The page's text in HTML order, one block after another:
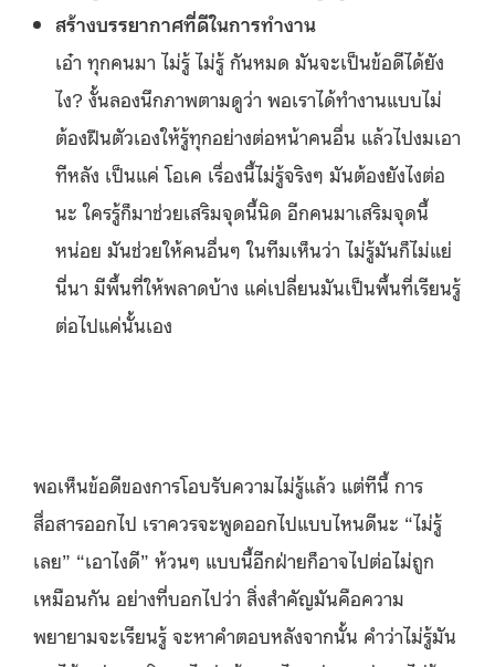
สร้างบรรยากาศที่ดีในการทำงาน
เอ๋า ทุกคนมา ไม่รู้ ไม่รู้ กันหมด มันจะเป็นข้อดีได้ยัง
ไง? งั้นลองนึกภาพตามดูว่า พอเราได้ทำงานแบบไม่
ต้องฝืนตัวเองให้รู้ทุกอย่างต่อหน้าคนอื่น แล้วไปงมเอา
ทีหลัง เป็นแค่ โอเค เรื่องนี้ไม่รู้จริงๆ มันต้องยังไงต่อ
นะ ใครรู้ก็มาช่วยเสริมจุดนี้นิด อีกคนมาเสริมจุดนี้
หน่อย มันช่วยให้คนอื่นๆ ในทีมเห็นว่า ไม่รู้มันก็ไม่แย่
นี่นา มีพื้นที่ให้พลาดบ้าง แค่เปลี่ยนมันเป็นพื้นที่เรียนรู้
ต่อไปแค่นั้นเอง
พอเห็นข้อดีของการโอบรับความไม่รู้แล้ว แต่ทีนี้ การ
สื่อสารออกไป เราควรจะพูดออกไปแบบไหนดีนะ “ไม่รู้
เลย” “เอาไงดี” ห้วนๆ แบบนี้อีกฝ่ายก็อาจไปต่อไม่ถูก
เหมือนกัน อย่างที่บอกไปว่า สิ่งสำคัญมันคือความ
พยายามจะเรียนรู้ จะหาคำตอบหลังจากนั้น คำว่าไม่รู้มัน